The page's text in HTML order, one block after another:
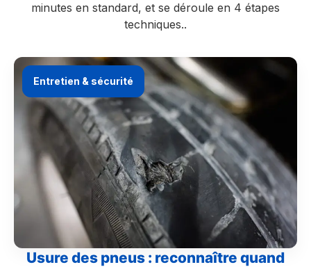
minutes en standard, et se déroule en 4 étapes
techniques..
Entretien & sécurité
Usure des pneus : reconnaître quand